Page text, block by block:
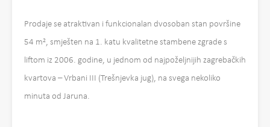
Prodaje se atraktivan i funkcionalan dvosoban stan površine
54 m², smješten na 1. katu kvalitetne stambene zgrade s
liftom iz 2006. godine, u jednom od najpoželjnijih zagrebačkih
kvartova – Vrbani III (Trešnjevka jug), na svega nekoliko
minuta od Jaruna.